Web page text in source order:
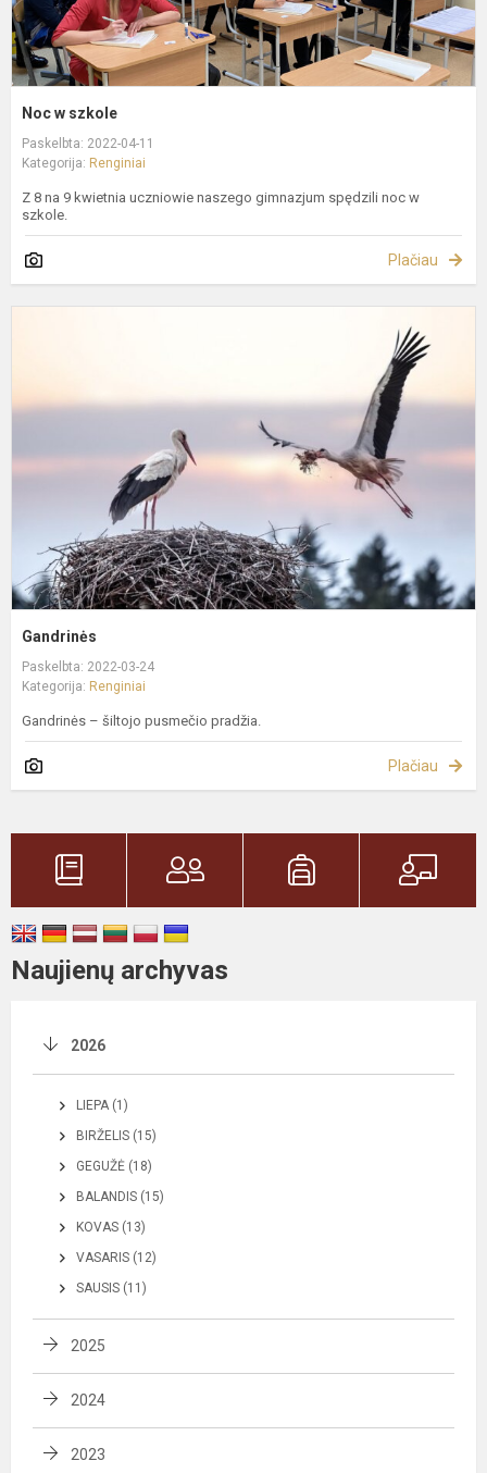
Noc w szkole
Paskelbta: 2022-04-11
Kategorija: Renginiai
Z 8 na 9 kwietnia uczniowie naszego gimnazjum spędzili noc w
szkole.
Plačiau
Gandrinės
Paskelbta: 2022-03-24
Kategorija: Renginiai
Gandrinės – šiltojo pusmečio pradžia.
Plačiau
Naujienų archyvas
2026
LIEPA (1)
BIRŽELIS (15)
GEGUŽĖ (18)
BALANDIS (15)
KOVAS (13)
VASARIS (12)
SAUSIS (11)
2025
2024
2023